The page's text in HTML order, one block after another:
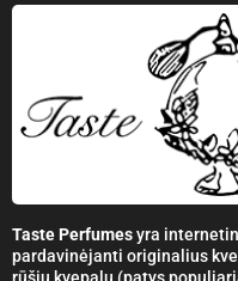
Taste Perfumesyra
pardavinėjanti originalius